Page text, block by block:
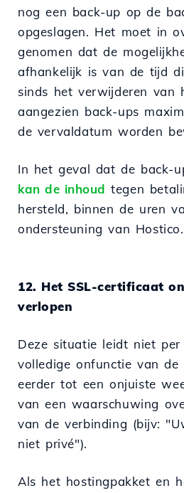
nog een back-up op de
opgeslagen. Het moet in
genomen dat de
afhankelijk is van de tijd
sinds het verwijderen van
aangezien back-ups
de vervaldatum worden
In het geval dat de back-
kan de inhoud tegen
hersteld, binnen de uren
ondersteuning van Hostico.
12. Het SSL-certificaat
verlopen
Deze situatie leidt niet
volledige onfunctie van de
eerder tot een onjuiste
van een waarschuwing
van de verbinding (bijv:
niet privé").
Als het hostingpakket en